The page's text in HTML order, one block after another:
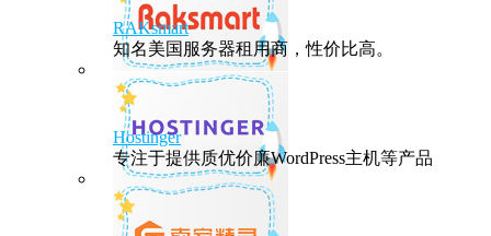
RAKsmart
知名美国服务器租用商，性价比高。
Hostinger
专注于提供质优价廉WordPress主机等产品